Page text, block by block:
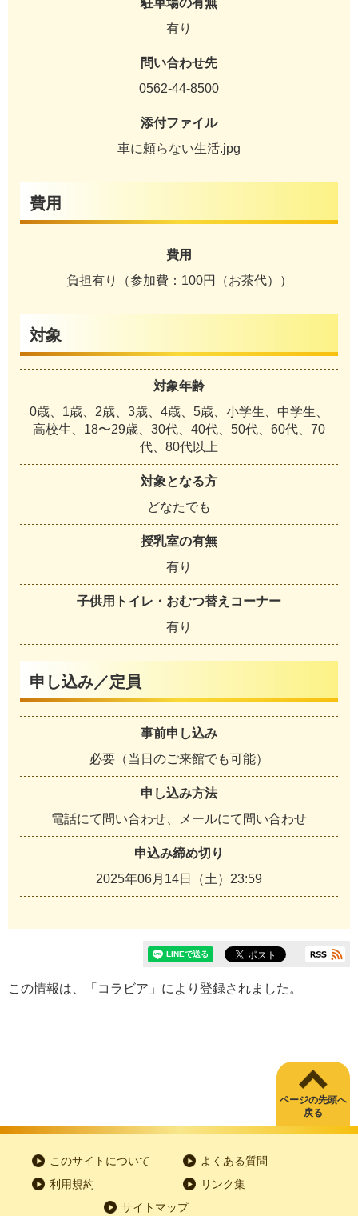
駐車場の有無
有り
問い合わせ先
0562-44-8500
添付ファイル
車に頼らない生活.jpg
費用
費用
負担有り（参加費：100円（お茶代））
対象
対象年齢
0歳、1歳、2歳、3歳、4歳、5歳、小学生、中学生、
高校生、18〜29歳、30代、40代、50代、60代、70
代、80代以上
対象となる方
どなたでも
授乳室の有無
有り
子供用トイレ・おむつ替えコーナー
有り
申し込み／定員
事前申し込み
必要（当日のご来館でも可能）
申し込み方法
電話にて問い合わせ、メールにて問い合わせ
申込み締め切り
2025年06月14日（土）23:59
この情報は、「 コラビア 」により登録されました。
ページの先頭へ
戻る
このサイトについて
よくある質問
利用規約
リンク集
サイトマップ